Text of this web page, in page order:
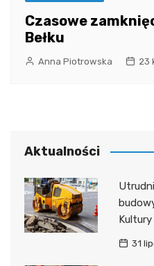
Czasowe
Bełku
Anna Piotrowska 23
Aktualności
Kultury
31